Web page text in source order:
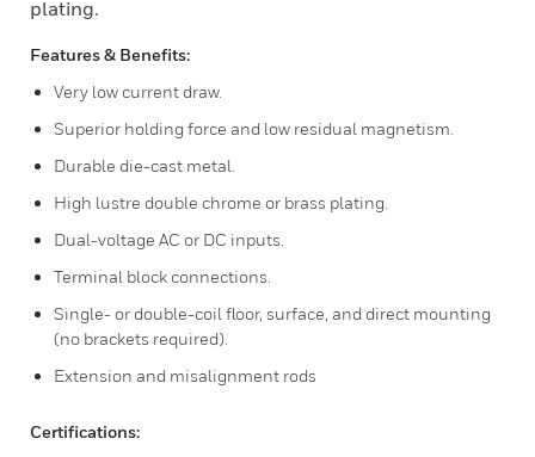
plating.
Features & Benefits:
Very low current draw.
Superior holding force and low residual magnetism.
Durable die-cast metal.
High lustre double chrome or brass plating.
Dual-voltage AC or DC inputs.
Terminal block connections.
Single- or double-coil floor, surface, and direct mounting
(no brackets required).
Extension and misalignment rods
Certifications: